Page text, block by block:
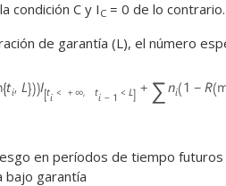
condición C y IC = 0 de lo contrario.
de garantía (L), el número
en períodos de tiempo
bajo garantía